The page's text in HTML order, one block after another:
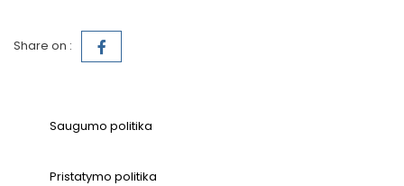
Share on :
Saugumo politika
Pristatymo politika